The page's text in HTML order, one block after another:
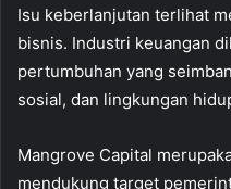
Isu keberlanjutan terlihat
bisnis. Industri keuangan
pertumbuhan yang
sosial, dan lingkungan
Mangrove Capital
mendukung target